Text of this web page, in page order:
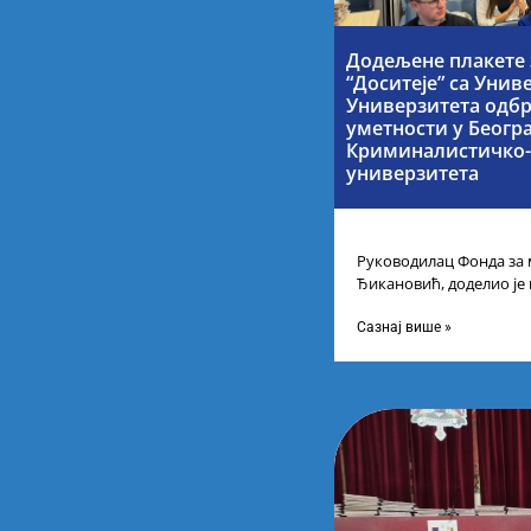
Додељене плакете
“Доситеје” са
Универзитета
уметности у
универзитета
Руководилац Фонда
Ђикановић, доделио
Научно-технолошком
Сазнај више »